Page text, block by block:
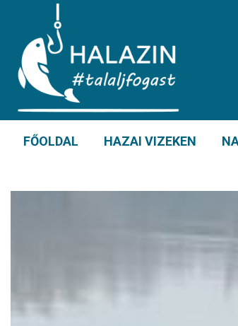
FŐOLDAL HAZAI VIZEKEN